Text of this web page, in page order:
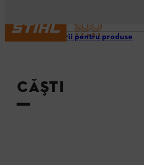
Accesorii pentru produse
CĂŞTI